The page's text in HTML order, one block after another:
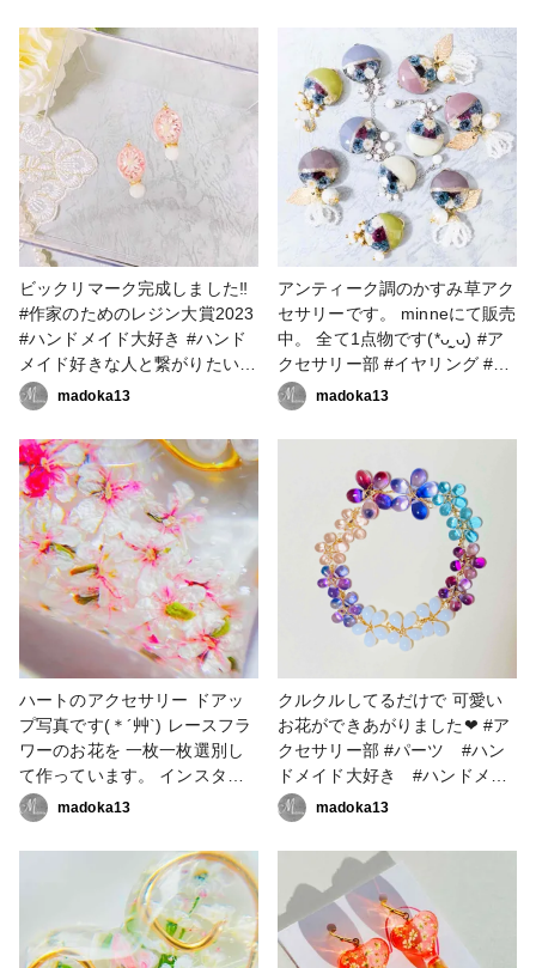
人と繋がりたい #アクセサリー
作家 #フラワーアクセサリー #
フラワーアクセサリー作家 #レ
ジン大好き #レジン好きの人と
繋がりたい #レジンアクセサリ
ー作り #レジンアクセサリー作
家 #resinlove
りたい #アクセサリー作家 #フ
ラワーアクセサリー #フラワー
アクセサリー作家 #レジン大好
き #レジン好きの人と繋がりた
い #レジンアクセサリー作り #
レジンアクセサリー作家
#resinlove
ビックリマーク完成しました‼️
#作家のためのレジン大賞2023
#ハンドメイド大好き #ハンド
メイド好きな人と繋がりたい #
アクセサリー作家 #フラワーア
クセサリー #フラワーアクセサ
リー作家 #レジン大好き #レジ
ン好きの人と繋がりたい #レジ
ンアクセサリー作り #レジンア
クセサリー作家 #resinlove #ア
クセサリー部 #ピアス #イヤリ
ング
madoka13
アンティーク調のかすみ草アク
セサリーです。 minneにて販売
中。 全て1点物です(*ᴗ͈ˬᴗ͈) #ア
クセサリー部 #イヤリング #ピ
アス #ハンドメイド大好き #ハ
ンドメイド好きな人と繋がりた
い #アクセサリー作家 #フラワ
ーアクセサリー #フラワーアク
セサリー作家 #レジン大好き #
レジン好きの人と繋がりたい #
レジンアクセサリー作り #レジ
ンアクセサリー作家 #かすみ草
アクセサリー
madoka13
ハートのアクセサリー ドアッ
プ写真です(＊´艸`) レースフラ
ワーのお花を 一枚一枚選別し
て作っています。 インスタに
作業動画upしています。 #作家
のためのレジン大賞2023 #ア
クセサリー部 #ピアス #イヤリ
ング #ハンドメイド大好き #
レジン大好き #レジンパーツ
#アクセサリー作家 #フラワ
ーアクセサリー
madoka13
クルクルしてるだけで 可愛い
お花ができあがりました❤︎ #ア
クセサリー部 #パーツ #ハン
ドメイド大好き #ハンドメイ
ド好きさんと繋がりたい #ワ
イヤーワーク #チェコビーズ
madoka13